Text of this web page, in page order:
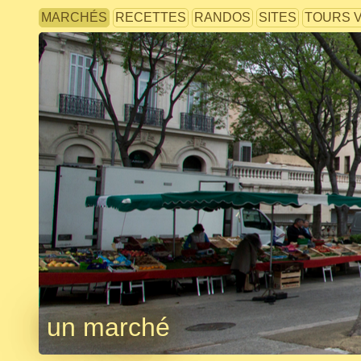
MARCHÉS RECETTES RANDOS SITES TOURS
un marché